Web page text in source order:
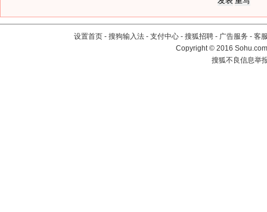
设置首页 - 搜狗输入法 - 支付中心 - 搜狐招聘 - 广告服务 - 客
Copyright©2016
搜狐不良信息举